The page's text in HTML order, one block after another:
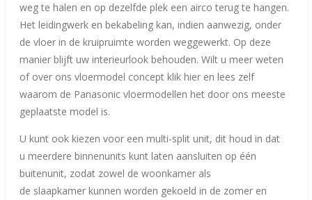
weg te halen en op dezelfde plek een airco terug te hangen.
Het leidingwerk en bekabeling kan, indien aanwezig, onder
de vloer in de kruipruimte worden weggewerkt. Op deze
manier blijft uw interieurlook behouden. Wilt u meer weten
of over ons vloermodel concept klik hier en lees zelf
waarom de Panasonic vloermodellen het door ons meeste
geplaatste model is.
U kunt ook kiezen voor een multi-split unit, dit houd in dat
u meerdere binnenunits kunt laten aansluiten op één
buitenunit, zodat zowel de woonkamer als
de slaapkamerkunnen worden gekoeld in de zomer en